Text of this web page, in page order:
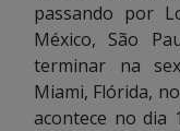
passando por
México, São
terminar na
Miami, Flórida,
acontece no dia